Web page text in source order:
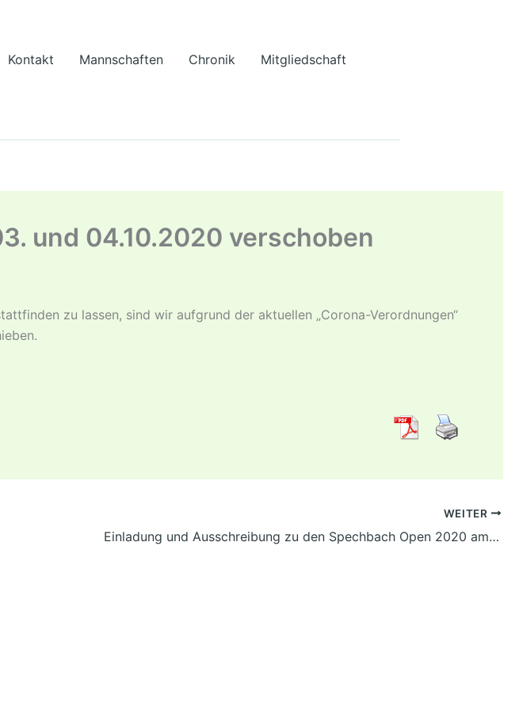
Kontakt Mannschaften Chronik
Mitgliedschaft
und 04.10.2020 verschoben
zu lassen, sind wir aufgrund der aktuellen „Corona-Verordnungen“
WEITER
Einladung und Ausschreibung zu den Spechbach Open 2020 am 03. und 04.10.2020